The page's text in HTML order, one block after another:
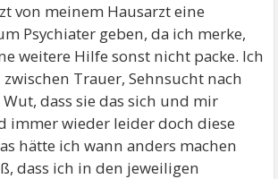
von meinem Hausarzt eine
Psychiater geben, da ich merke,
weitere Hilfe sonst nicht packe. Ich
Trauer, Sehnsucht nach
dass sie das sich und mir
immer wieder leider doch diese
hätte ich wann anders machen
dass ich in den jeweiligen